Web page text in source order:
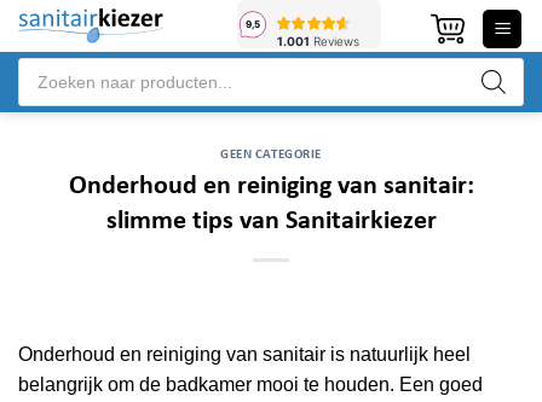
Ga
inhoud
Producten
zoeken
GEEN CATEGORIE
Onderhoud en reiniging van sanitair:
slimme tips van Sanitairkiezer
Onderhoud en reiniging van sanitair is natuurlijk heel
belangrijk om de badkamer mooi te houden. Een goed